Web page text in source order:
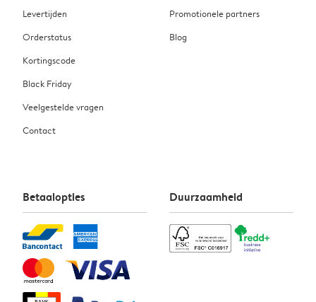
Levertijden
Orderstatus
Kortingscode
Black Friday
Veelgestelde vragen
Contact
Promotionele partners
Blog
Betaalopties Duurzaamheid